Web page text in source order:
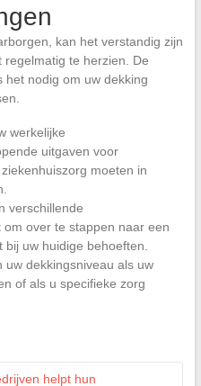
kan het verstandig zijn
te herzien. De
het nodig om uw dekking
werkelijke
uitgaven voor
moeten in
verschillende
over te stappen naar een
uw huidige behoeften.
dekkingsniveau als uw
of als u specifieke zorg
helpt hun